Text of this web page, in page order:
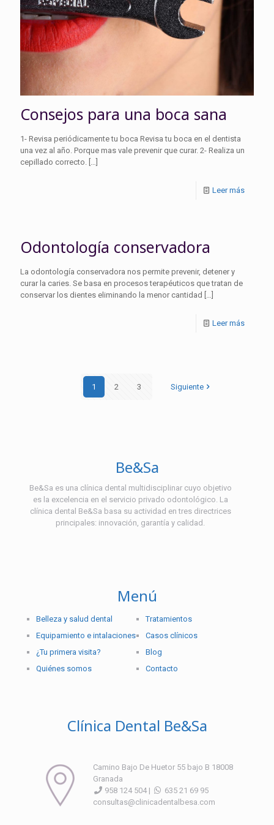
Consejos para una boca sana
1- Revisa periódicamente tu boca Revisa tu boca en el dentista
una vez al año. Porque mas vale prevenir que curar. 2- Realiza un
cepillado correcto. […]
Leer más
Odontología conservadora
La odontología conservadora nos permite prevenir, detener y
curar la caries. Se basa en procesos terapéuticos que tratan de
conservar los dientes eliminando la menor cantidad […]
Leer más
1 2 3 Siguiente
Be&Sa
Be&Sa es una clínica dental multidisciplinar cuyo objetivo
es la excelencia en el servicio privado odontológico. La
clínica dental Be&Sa basa su actividad en tres directrices
principales: innovación, garantía y calidad.
Menú
Belleza y salud dental
Equipamiento e intalaciones
¿Tu primera visita?
Quiénes somos
Tratamientos
Casos clínicos
Blog
Contacto
Clínica Dental Be&Sa
Camino Bajo De Huetor 55 bajo B 18008
Granada
958 124 504 |
635 21 69 95
consultas@clinicadentalbesa.com